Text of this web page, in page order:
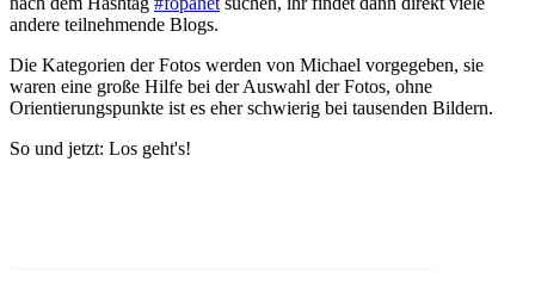
andere teilnehmende Blogs.
Die Kategorien der Fotos werden von Michael vorgegeben, sie
waren eine große Hilfe bei der Auswahl der Fotos, ohne
Orientierungspunkte ist es eher schwierig bei tausenden Bildern.
So und jetzt: Los geht's!